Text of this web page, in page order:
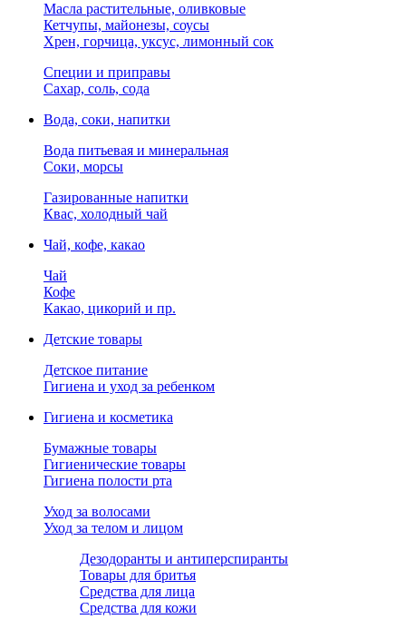
Масла растительные, оливковые
Кетчупы, майонезы, соусы
Хрен, горчица, уксус, лимонный сок
Специи и приправы
Сахар, соль, сода
Вода, соки, напитки
Вода питьевая и минеральная
Соки, морсы
Газированные напитки
Квас, холодный чай
Чай, кофе, какао
Чай
Кофе
Какао, цикорий и пр.
Детские товары
Детское питание
Гигиена и уход за ребенком
Гигиена и косметика
Бумажные товары
Гигиенические товары
Гигиена полости рта
Уход за волосами
Уход за телом и лицом
Дезодоранты и антиперспиранты
Товары для бритья
Средства для лица
Средства для кожи